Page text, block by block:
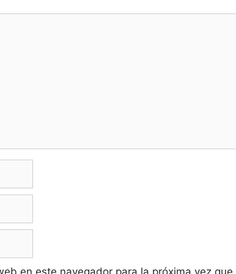
en este navegador para la próxima vez que